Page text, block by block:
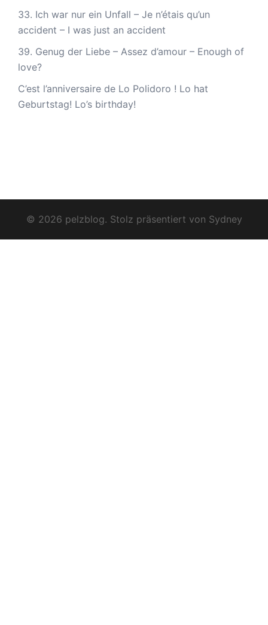
33. Ich war nur ein Unfall – Je n’étais qu’un
accident – I was just an accident
39. Genug der Liebe – Assez d’amour – Enough of
love?
C’est l’anniversaire de Lo Polidoro ! Lo hat
Geburtstag! Lo’s birthday!
© 2026 pelzblog. Stolz präsentiert von Sydney